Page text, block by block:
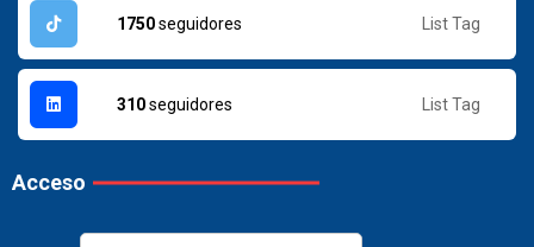
1750seguidores List Tag
310seguidores List Tag
Acceso